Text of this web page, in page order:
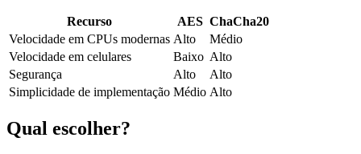
Recurso AES ChaCha20
Velocidade em CPUs modernas Alto
Médio
Velocidade em celulares
Baixo Alto
Segurança
Alto
Alto
Simplicidade de implementação Médio Alto
Qual escolher?